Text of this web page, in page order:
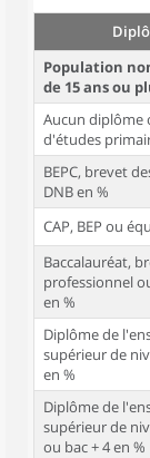
Population
de 15 ans ou
Aucun diplôme
d'études
BEPC, brevet
DNB en %
CAP, BEP ou
Baccalauréat,
professionnel
en %
Diplôme de
supérieur de
en %
Diplôme de
supérieur de
ou bac + 4 en %